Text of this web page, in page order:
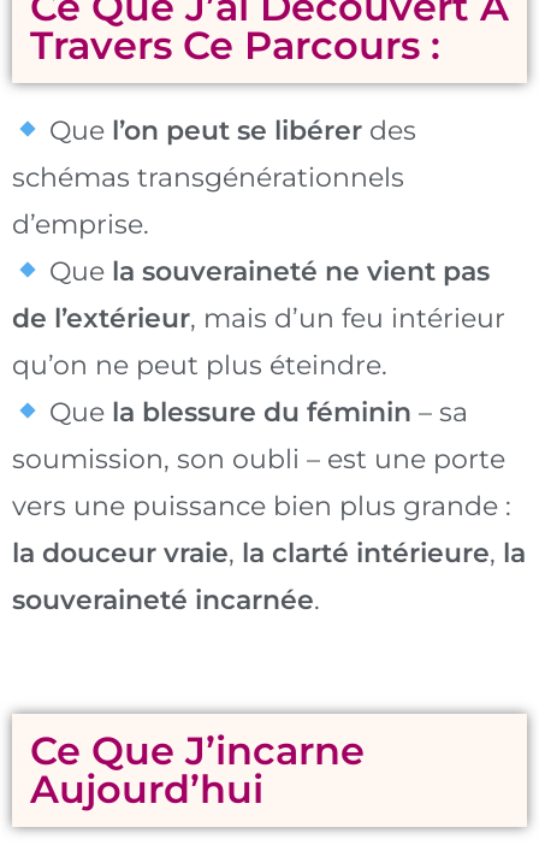
Travers Ce Parcours :
Que l’on peut se libérer des
schémas transgénérationnels
d’emprise.
Que la souveraineté ne vient pas
de l’extérieur, mais d’un feu intérieur
qu’on ne peut plus éteindre.
Que la blessure du féminin – sa
soumission, son oubli – est une porte
vers une puissance bien plus grande :
la douceur vraie, la clarté intérieure, la
souveraineté incarnée.
Ce Que J’incarne
Aujourd’hui